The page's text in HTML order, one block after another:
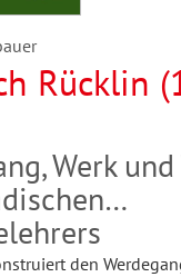
Rücklin
Werk
den